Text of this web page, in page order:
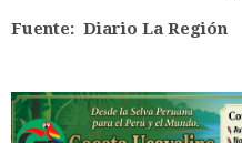
Fuente: Diario La Región